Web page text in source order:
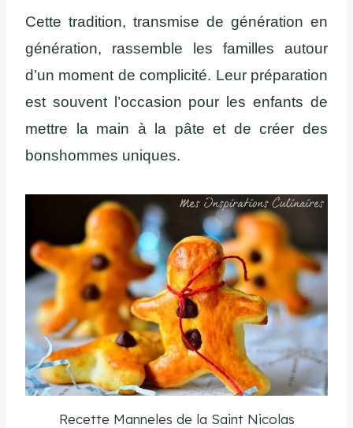
Cette tradition, transmise de génération en
génération, rassemble les familles autour
d’un moment de complicité. Leur préparation
est souvent l’occasion pour les enfants de
mettre la main à la pâte et de créer des
bonshommes uniques.
Recette Manneles de la Saint Nicolas